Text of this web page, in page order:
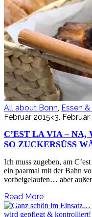
All about Bonn, Essen
Februar 2015<3. Februar
C’EST LA VIA – NA,
SO ZUCKERSÜSS
Ich muss zugeben, am
ein paarmal mit der Bahn
vorbeigelaufen… aber
Read More